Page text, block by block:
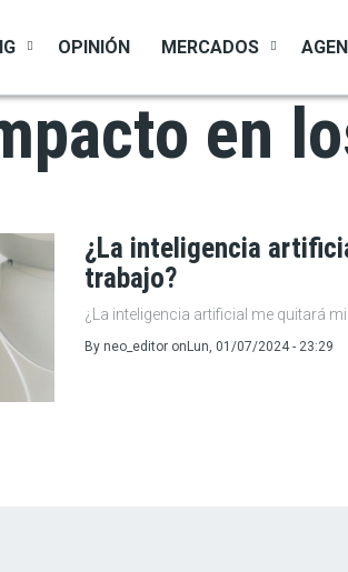
OPINIÓN MERCADOS
en
¿La inteligencia
trabajo?
¿La inteligencia artificial me quitará
By neo_editor on Lun, 01/07/2024 - 23:29